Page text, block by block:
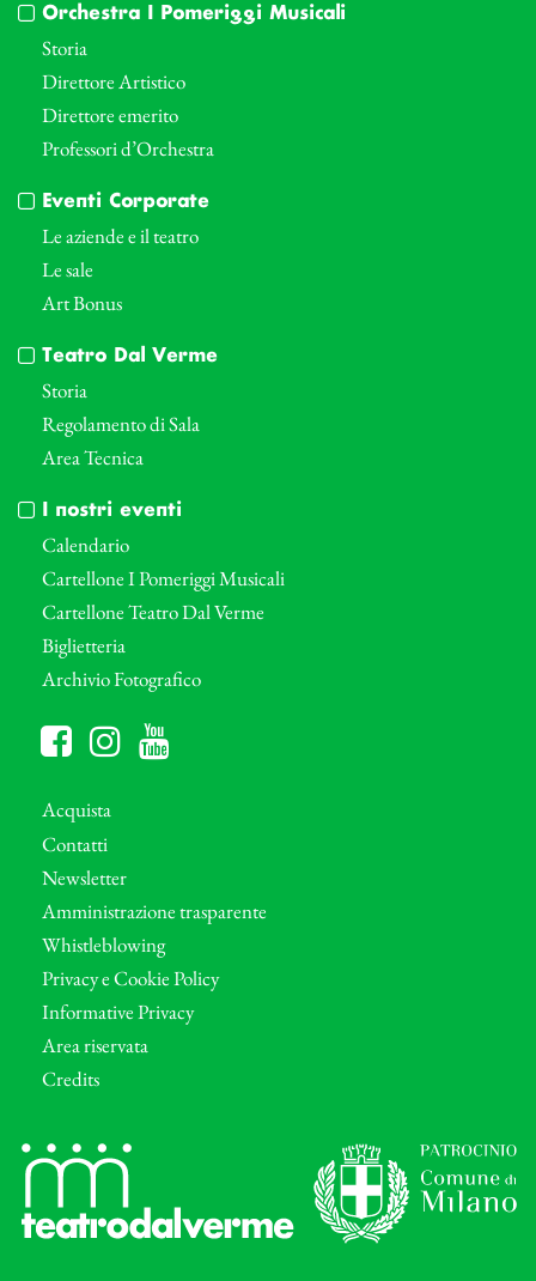
Orchestra I Pomeriggi Musicali
Storia
Direttore Artistico
Direttore emerito
Professori d’Orchestra
Eventi Corporate
Le aziende e il teatro
Le sale
Art Bonus
Teatro Dal Verme
Storia
Regolamento di Sala
Area Tecnica
I nostri eventi
Calendario
Cartellone I Pomeriggi Musicali
Cartellone Teatro Dal Verme
Biglietteria
Archivio Fotografico
Acquista
Contatti
Newsletter
Amministrazione trasparente
Whistleblowing
Privacy e Cookie Policy
Informative Privacy
Area riservata
Credits